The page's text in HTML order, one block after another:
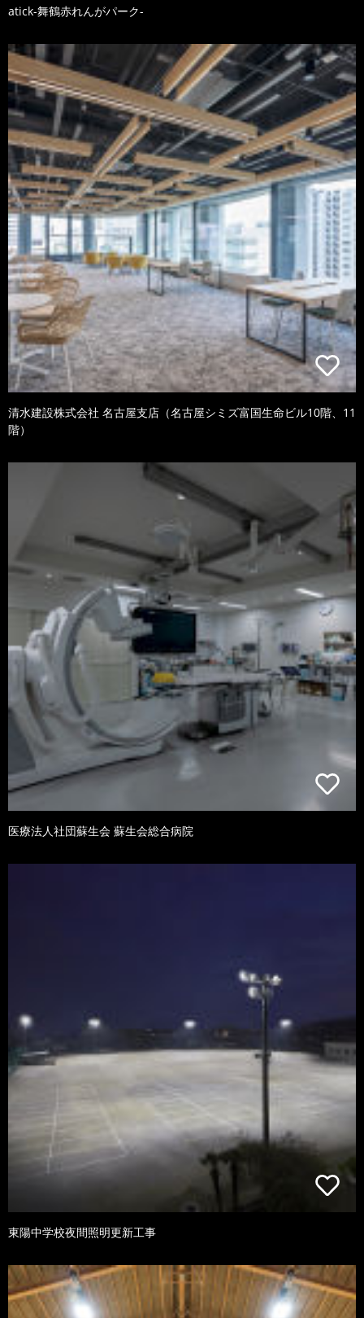
atick-舞鶴赤れんがパーク-
清水建設株式会社 名古屋支店（名古屋シミズ富国生命ビル10階、11
階）
医療法人社団蘇生会 蘇生会総合病院
東陽中学校夜間照明更新工事